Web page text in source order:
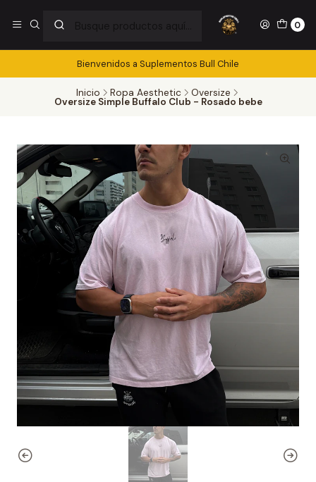
0
Bienvenidos a Suplementos Bull Chile
Inicio Ropa Aesthetic Oversize
Oversize Simple Buffalo Club - Rosado bebe